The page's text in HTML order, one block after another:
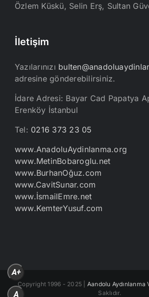
Özlem Küskü, Selin Erş, Sultan
İletişim
Yazılarınızı
adresine gönderebilirsiniz.
İdare Adresi: Bayar Cad Papatya
Erenköy İstanbul
Tel: 0216 373 23 05
www.AnadoluAydinlanma.org
www.MetinBobaroglu.net
www.BurhanOğuz.com
www.CavitSunar.com
www.İsmailEmre.net
www.KemterYusuf.com
Copyright 1996 - 2025 | Aandolu Aydınlanma
Saklıdır.
A+
A